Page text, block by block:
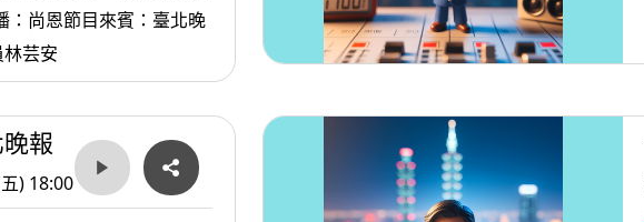
：尚恩節目來賓：臺北晚
芸安
報
) 18:00